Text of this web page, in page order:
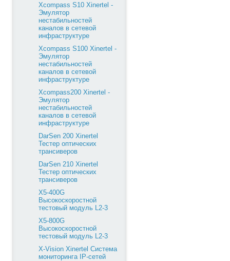
Xcompass S10 Xinertel -
Эмулятор
нестабильностей
каналов в сетевой
инфраструктуре
Xcompass S100 Xinertel -
Эмулятор
нестабильностей
каналов в сетевой
инфраструктуре
Xcompass200 Xinertel -
Эмулятор
нестабильностей
каналов в сетевой
инфраструктуре
DarSen 200 Xinertel
Тестер оптических
трансиверов
DarSen 210 Xinertel
Тестер оптических
трансиверов
X5-400G
Высокоскоростной
тестовый модуль L2-3
X5-800G
Высокоскоростной
тестовый модуль L2-3
X-Vision Xinertel Система
мониторинга IP-сетей